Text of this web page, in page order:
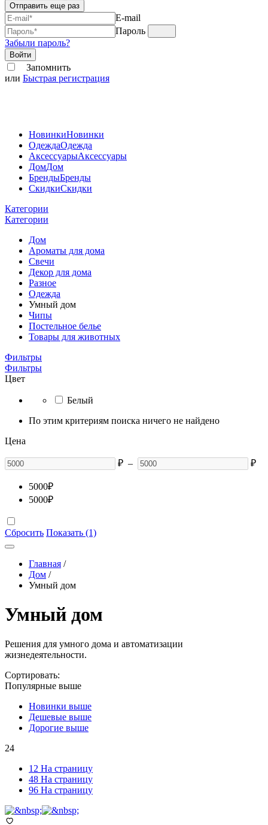
Отправить еще раз
E-mail
Пароль
Забыли пароль?
Войти
Запомнить
или Быстрая регистрация
НовинкиНовинки
ОдеждаОдежда
АксессуарыАксессуары
ДомДом
БрендыБренды
СкидкиСкидки
Категории
Категории
Дом
Ароматы для дома
Свечи
Декор для дома
Разное
Одежда
Умный дом
Чипы
Постельное белье
Товары для животных
Фильтры
Фильтры
Цвет
Белый
По этим критериям поиска ничего не найдено
Цена
₽ – ₽
5000₽
5000₽
Сбросить Показать (1)
Главная /
Дом /
Умный дом
Умный дом
Решения для умного дома и автоматизации
жизнедеятельности.
Сортировать:
Популярные выше
Новинки выше
Дешевые выше
Дорогие выше
24
12 На страницу
48 На страницу
96 На страницу